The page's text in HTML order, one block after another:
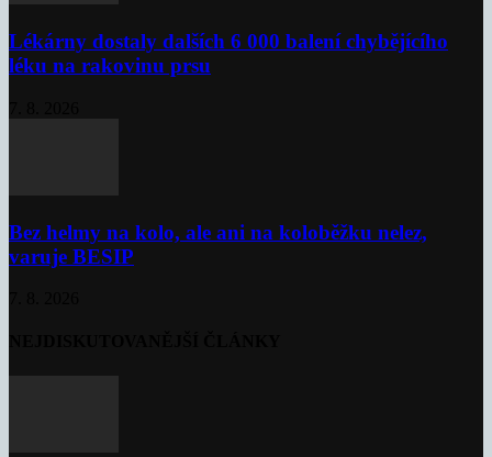
Lékárny dostaly dalších 6 000 balení chybějícího
léku na rakovinu prsu
Bez helmy na kolo, ale ani na koloběžku nelez,
varuje BESIP